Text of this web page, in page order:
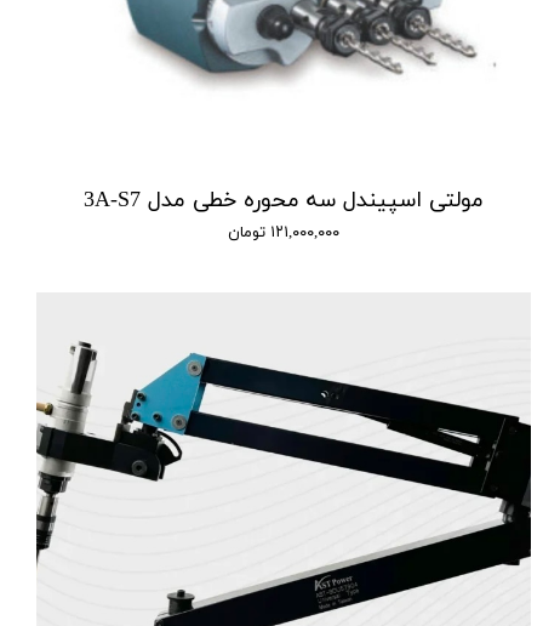
مولتی اسپیندل سه محوره خطی مدل 3A-S7
۱۲۱,۰۰۰,۰۰۰ تومان